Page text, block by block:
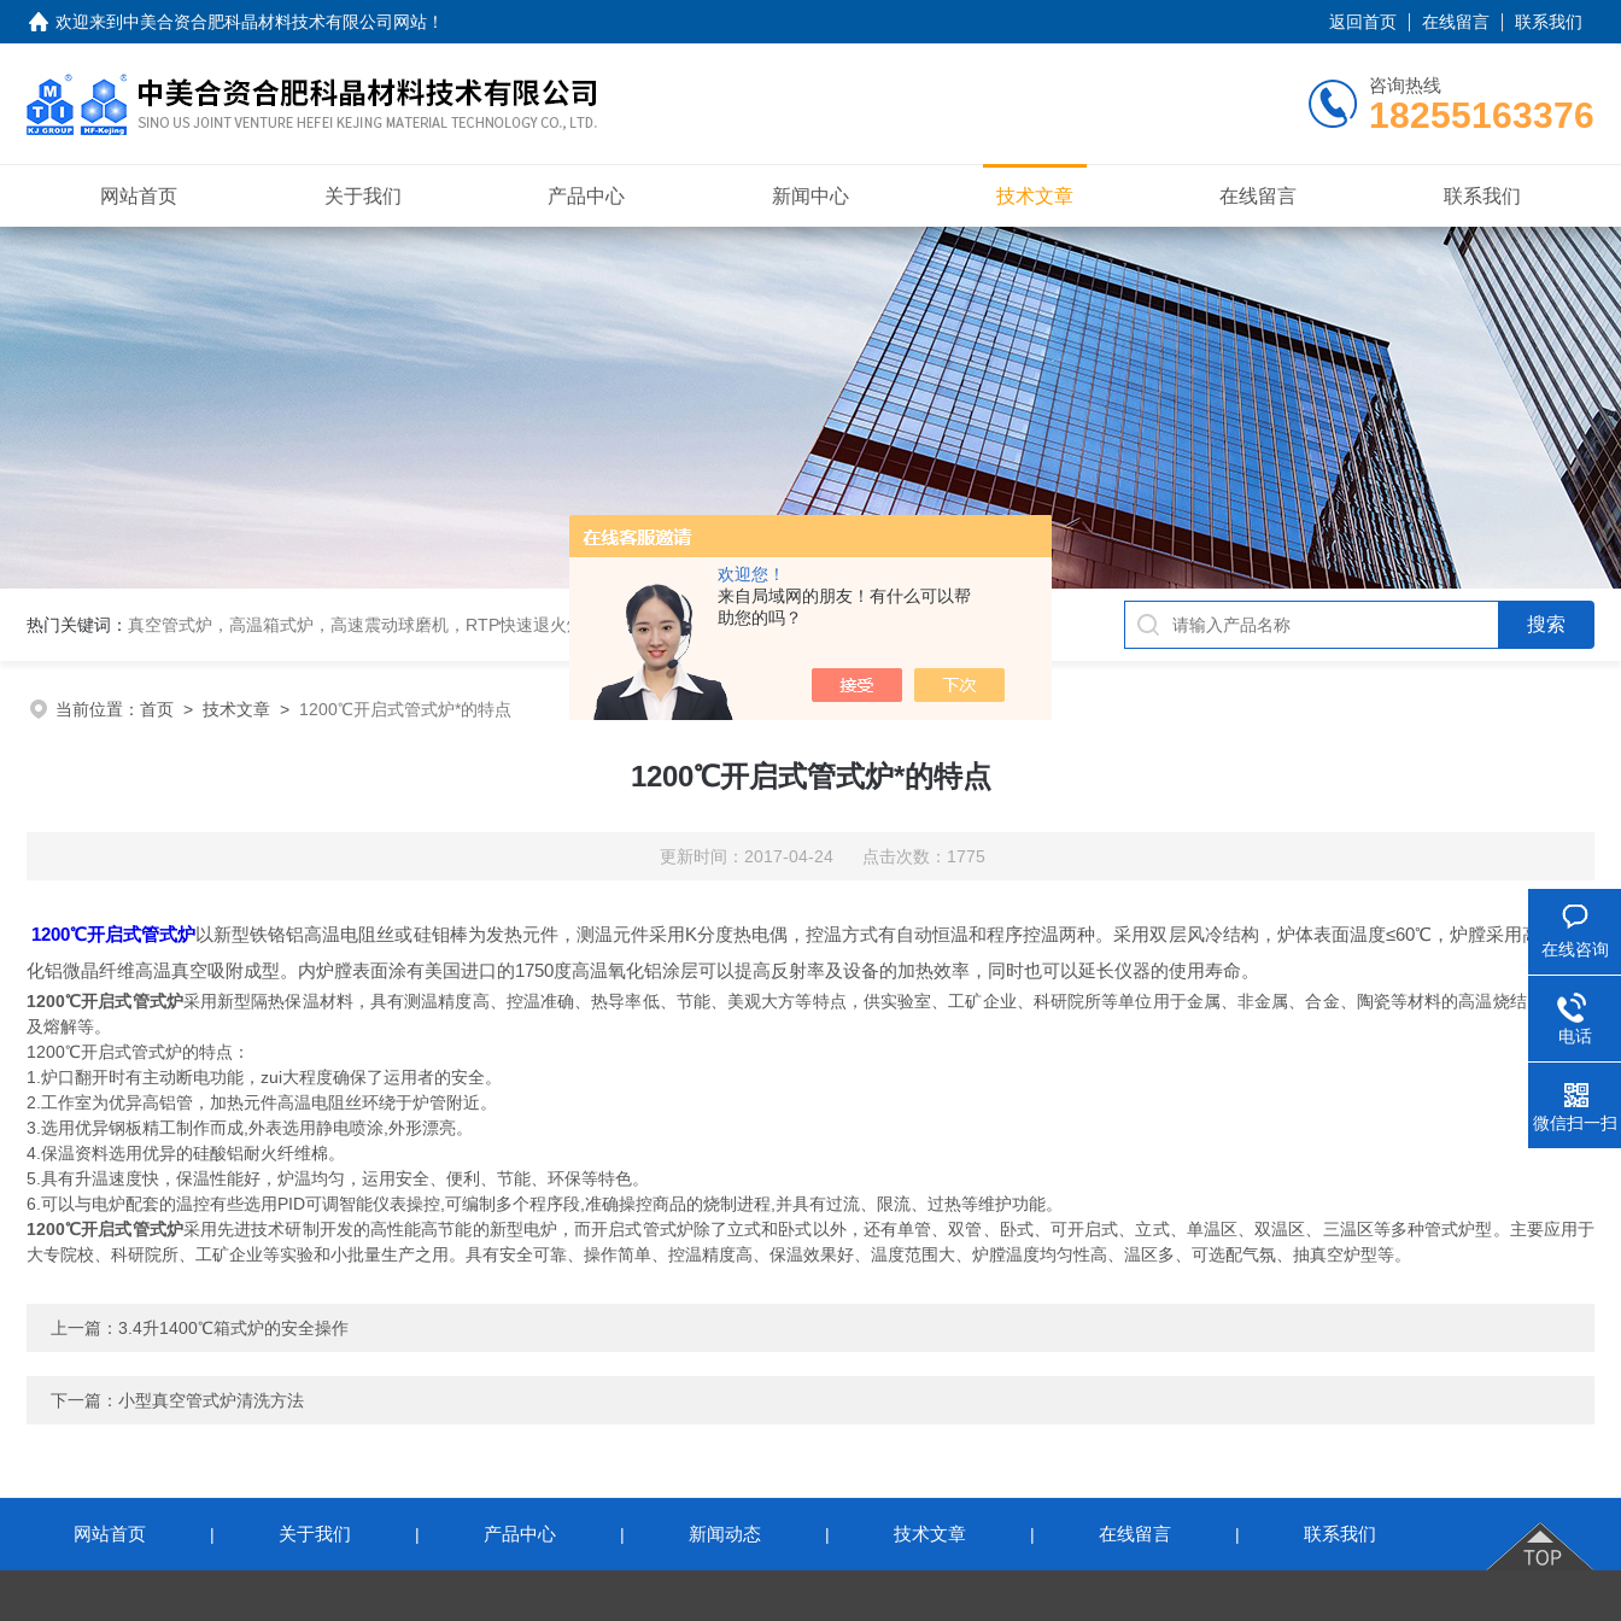
欢迎您！
来自局域网的朋友！有什么可以帮
助您的吗？
欢迎来到中美合资合肥科晶材料技术有限公司网站 ！ 返回首页 在线留言 联系我们
咨询热线
18255163376
网站首页 关于我们 产品中心 新闻中心 技术文章 在线留言 联系我们
热门关键词： 真空管式炉，高温箱式炉，高速震动球磨机，RTP快速退火炉，高温高压炉，涂覆机，电池制备设备等
当前位置： 首页 > 技术文章 > 1200℃开启式管式炉*的特点
1200℃开启式管式炉*的特点
更新时间：2017-04-24 点击次数：1775
1200℃开启式管式炉以新型铁铬铝高温电阻丝或硅钼棒为发热元件，测温元件采用K分度热电偶，控温方式有自动恒温和程序控温两种。采用双层风冷结构，炉体表面温度≤60℃，炉膛采用高纯度氧
化铝微晶纤维高温真空吸附成型。内炉膛表面涂有美国进口的1750度高温氧化铝涂层可以提高反射率及设备的加热效率，同时也可以延长仪器的使用寿命。
1200℃开启式管式炉采用新型隔热保温材料，具有测温精度高、控温准确、热导率低、节能、美观大方等特点，供实验室、工矿企业、科研院所等单位用于金属、非金属、合金、陶瓷等材料的高温烧结、热处理
及熔解等。
1200℃开启式管式炉的特点：
1.炉口翻开时有主动断电功能，zui大程度确保了运用者的安全。
2.工作室为优异高铝管，加热元件高温电阻丝环绕于炉管附近。
3.选用优异钢板精工制作而成,外表选用静电喷涂,外形漂亮。
4.保温资料选用优异的硅酸铝耐火纤维棉。
5.具有升温速度快，保温性能好，炉温均匀，运用安全、便利、节能、环保等特色。
6.可以与电炉配套的温控有些选用PID可调智能仪表操控,可编制多个程序段,准确操控商品的烧制进程,并具有过流、限流、过热等维护功能。
1200℃开启式管式炉采用先进技术研制开发的高性能高节能的新型电炉，而开启式管式炉除了立式和卧式以外，还有单管、双管、卧式、可开启式、立式、单温区、双温区、三温区等多种管式炉型。主要应用于
大专院校、科研院所、工矿企业等实验和小批量生产之用。具有安全可靠、操作简单、控温精度高、保温效果好、温度范围大、炉膛温度均匀性高、温区多、可选配气氛、抽真空炉型等。
上一篇： 3.4升1400℃箱式炉的安全操作
下一篇： 小型真空管式炉清洗方法
网站首页 | 关于我们 | 产品中心 | 新闻动态 | 技术文章 | 在线留言 | 联系我们
在线咨询
电话
微信扫一扫